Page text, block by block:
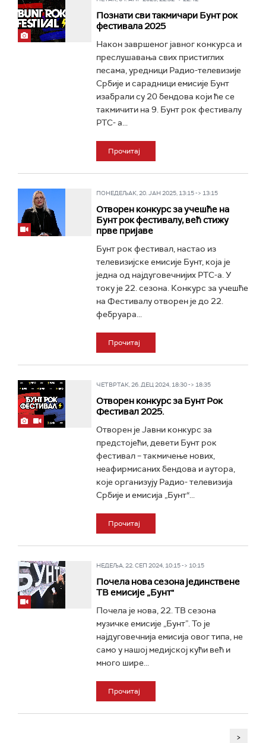
Познати сви такмичари Бунт рок
фестивала 2025
Након завршеног јавног конкурса и
преслушавања свих пристиглих
песама, уредници Радио-телевизије
Србије и сарадници емисије Бунт
изабрали су 20 бендова који ће се
такмичити на 9. Бунт рок фестивалу
РТС- а...
Прочитај
ПОНЕДЕЉАК, 20. ЈАН 2025, 13:15 -> 13:15
Отворен конкурс за учешће на
Бунт рок фестивалу, већ стижу
прве пријаве
Бунт рок фестивал, настао из
телевизијске емисије Бунт, која је
једна од најдуговечнијих РТС-а. У
току је 22. сезона. Конкурс за учешће
на Фестивалу отворен је до 22.
фебруара...
Прочитај
ЧЕТВРТАК, 26. ДЕЦ 2024, 18:30 -> 18:35
Отворен конкурс за Бунт Рок
Фестивал 2025.
Отворен је Јавни конкурс за
предстојећи, девети Бунт рок
фестивал – такмичење нових,
неафирмисаних бендова и аутора,
које организују Радио- телевизија
Србије и емисија „Бунт“...
Прочитај
НЕДЕЉА, 22. СЕП 2024, 10:15 -> 10:15
Почела нова сезона јединствене
ТВ емисије „Бунт"
Почела је нова, 22. ТВ сезона
музичке емисије „Бунт”. То је
најдуговечнија емисија овог типа, не
само у нашој медијској кући већ и
много шире...
Прочитај
>